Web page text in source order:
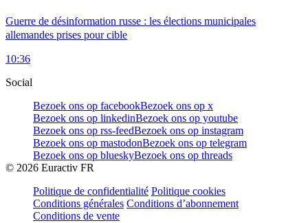
Guerre de désinformation russe : les élections municipales
allemandes prises pour cible
10:36
Social
Bezoek ons op facebookBezoek ons op x
Bezoek ons op linkedinBezoek ons op youtube
Bezoek ons op rss-feedBezoek ons op instagram
Bezoek ons op mastodonBezoek ons op telegram
Bezoek ons op blueskyBezoek ons op threads
© 2026 Euractiv FR
Politique de confidentialité Politique cookies
Conditions générales Conditions d’abonnement
Conditions de vente